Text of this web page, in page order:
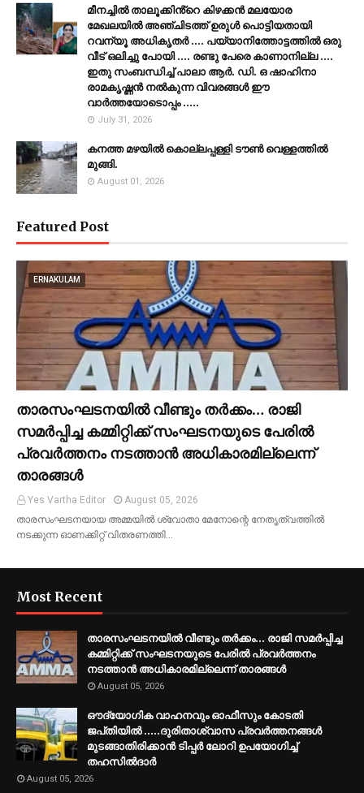
മീനച്ചിൽ താലൂക്കിൻ്റെ കിഴക്കൻ മലയോര
മേഖലയിൽ അഞ്ചിടത്ത് ഉരുൾ പൊട്ടിയതായി
റവന്യൂ അധികൃതർ .... പയ്യാനിത്തോട്ടത്തിൽ ഒരു
വീട് ഒലിച്ചു പോയി .... രണ്ടു പേരെ കാണാനില്ല ....
ഇതു സംബന്ധിച്ച് പാലാ ആർ. ഡി. ഒ ഷാഹിനാ
രാമകൃഷ്ണൻ നൽകുന്ന വിവരങ്ങൾ ഈ
വാർത്തയോടൊപ്പം .....
July 31, 2026
കനത്ത മഴയില്‍ കൊല്ലപ്പള്ളി ടൗണ്‍ വെള്ളത്തില്‍
മുങ്ങി.
August 01, 2026
Featured Post
ERNAKULAM
താരസംഘടനയിൽ വീണ്ടും തർക്കം… രാജി
സമര്‍പ്പിച്ച കമ്മിറ്റിക്ക് സംഘടനയുടെ പേരില്‍
പ്രവര്‍ത്തനം നടത്താന്‍ അധികാരമില്ലെന്ന്
താരങ്ങൾ
Yes Vartha Editor
August 05, 2026
താരസംഘടനയായ അമ്മയില്‍ ശ്വോതാ മേനോന്റെ നേതൃത്വത്തില്‍
നടക്കുന്ന ഓണക്കിറ്റ് വിതരണത്തി…
Most Recent
താരസംഘടനയിൽ വീണ്ടും തർക്കം… രാജി സമര്‍പ്പിച്ച
കമ്മിറ്റിക്ക് സംഘടനയുടെ പേരില്‍ പ്രവര്‍ത്തനം
നടത്താന്‍ അധികാരമില്ലെന്ന് താരങ്ങൾ
August 05, 2026
ഔദ്യോഗിക വാഹനവും ഓഫീസും കോടതി
ജപ്‌തിയിൽ .....ദുരിതാശ്വാസ പ്രവർത്തനങ്ങൾ
മുടങ്ങാതിരിക്കാൻ ടിപ്പർ ലോറി ഉപയോഗിച്ച്
തഹസിൽദാർ
August 05, 2026